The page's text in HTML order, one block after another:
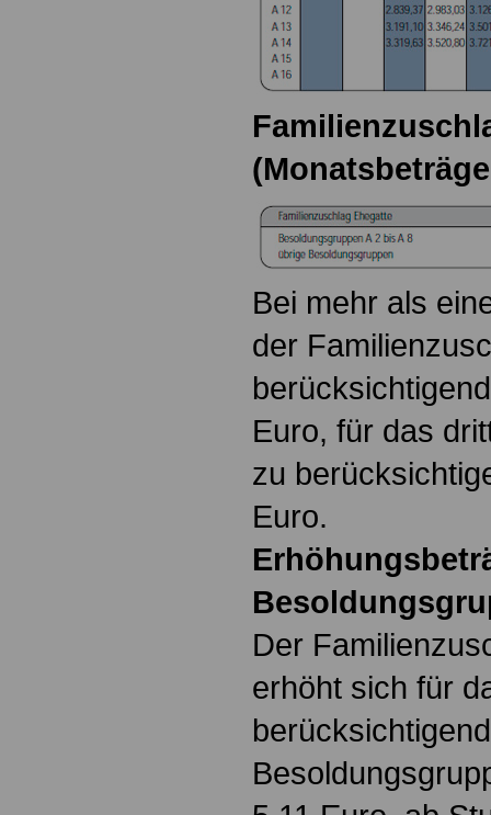
Bei mehr als
der
Euro, für das
zu
Euro.
Der
erhöht sich für